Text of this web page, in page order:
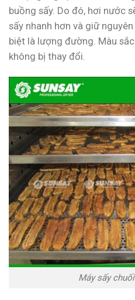
buồng sấy. Do đó, hơi nước
sấy nhanh hơn và giữ
biệt là lượng đường. Màu
không bị thay đổi.
Máy sấy